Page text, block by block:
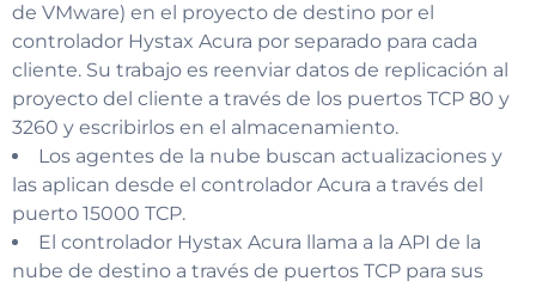
de VMware) en el proyecto de destino por el
controlador Hystax Acura por separado para cada
cliente. Su trabajo es reenviar datos de replicación al
proyecto del cliente a través de los puertos TCP 80 y
3260 y escribirlos en el almacenamiento.
Los agentes de la nube buscan actualizaciones y
las aplican desde el controlador Acura a través del
puerto 15000 TCP.
El controlador Hystax Acura llama a la API de la
nube de destino a través de puertos TCP para sus